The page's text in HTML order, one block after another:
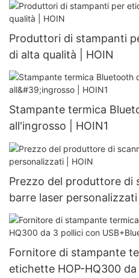
Produttori di stampanti
di alta qualità | HOIN
Stampante termica
all'ingrosso | HOIN1
Prezzo del produttore di
barre laser personalizzati
Fornitore di stampante
etichette HOP-HQ300